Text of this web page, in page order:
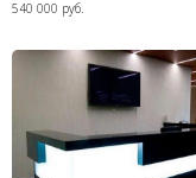
540 000 руб.